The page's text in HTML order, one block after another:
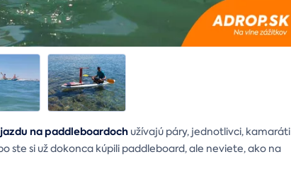
jazdu na paddleboardoch užívajú páry, jednotlivci, kamaráti
ste si už dokonca kúpili paddleboard, ale neviete, ako na